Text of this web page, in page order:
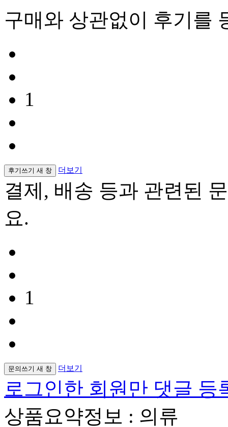
구매와 상관없이 후기를
1
후기쓰기 새 창 더보기
결제, 배송 등과 관련된
요.
1
문의쓰기 새 창 더보기
로그인한 회원만 댓글 등
상품요약정보 : 의류